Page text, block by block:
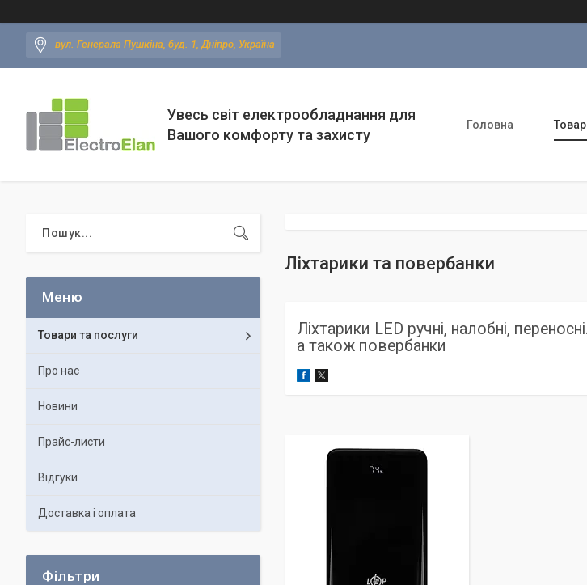
вул. Генерала Пушкіна, буд. 1, Дніпро, Україна
Увесь світ електрообладнання для
Вашого комфорту та захисту
Головна
Ліхтарики та повербанки
Ліхтарики LED ручні, налобні,
а також повербанки
Товари та послуги
Про нас
Новини
Прайс-листи
Відгуки
Доставка і оплата
Фільтри